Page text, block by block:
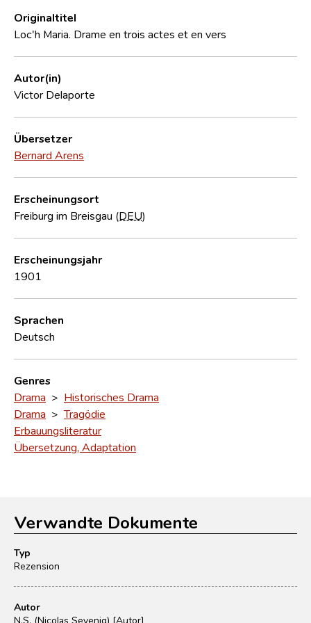
Originaltitel
Loc'h Maria. Drame en trois actes et en vers
Autor(in)
Victor Delaporte
Übersetzer
Bernard Arens
Erscheinungsort
Freiburg im Breisgau (DEU)
Erscheinungsjahr
1901
Sprachen
Deutsch
Genres
Drama > Historisches Drama
Drama >Tragödie
Erbauungsliteratur
Übersetzung, Adaptation
Verwandte Dokumente
Typ
Rezension
Autor
N.S. (Nicolas Sevenig) [Autor]